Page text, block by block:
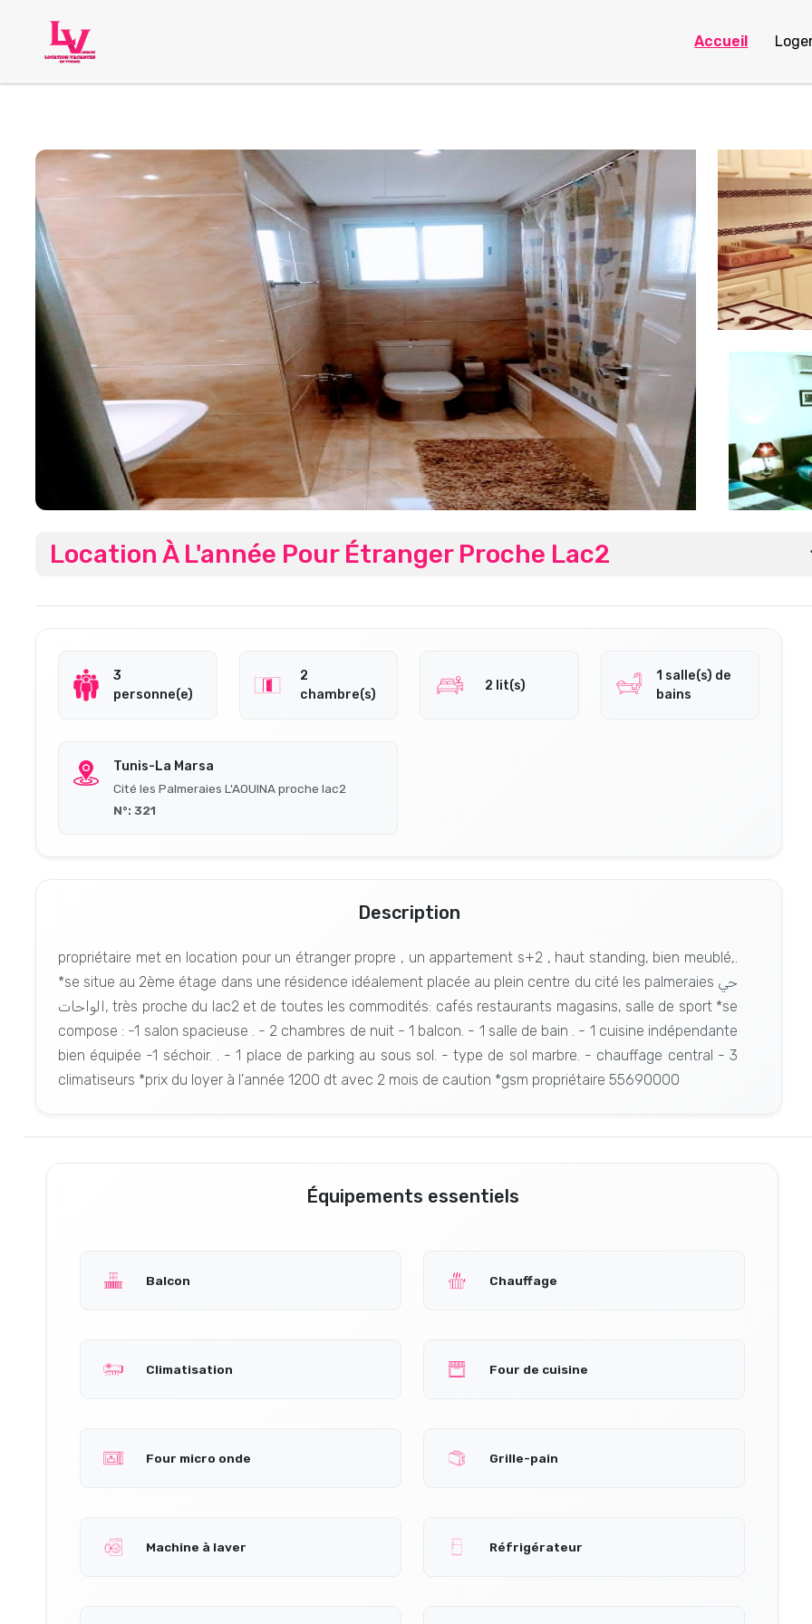
Accueil
Location À L'année Pour Étranger Proche Lac2
3
personne(e)
2
chambre(s)
2 lit(s)
1 salle(s) de
bains
Tunis-La Marsa
Cité les Palmeraies L'AOUINA proche lac2
N°: 321
Description
propriétaire met en location pour un étranger propre , un appartement s+2 , haut standing, bien meublé,.
*se situe au 2ème étage dans une résidence idéalement placée au plein centre du cité les palmeraies حي
الواحات, très proche du lac2 et de toutes les commodités: cafés restaurants magasins, salle de sport *se
compose : -1 salon spacieuse . - 2 chambres de nuit - 1 balcon. - 1 salle de bain . - 1 cuisine indépendante
bien équipée -1 séchoir. . - 1 place de parking au sous sol. - type de sol marbre. - chauffage central - 3
climatiseurs *prix du loyer à l'année 1200 dt avec 2 mois de caution *gsm propriétaire 55690000
Équipements essentiels
Balcon Chauffage
Climatisation Four de cuisine
Four micro onde Grille-pain
Machine à laver Réfrigérateur